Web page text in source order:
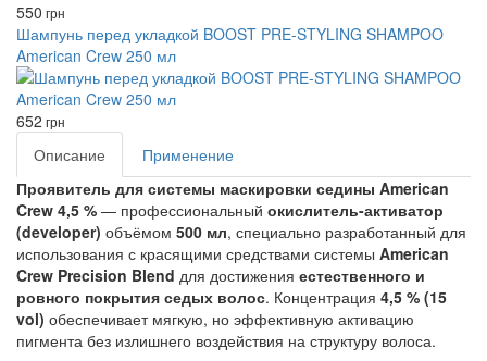
550 грн
Шампунь перед укладкой BOOST PRE-STYLING SHAMPOO
American Crew 250 мл
652 грн
Описание
Применение
Проявитель для системы маскировки седины American
Crew 4,5 % — профессиональный окислитель-активатор
(developer) объёмом 500 мл, специально разработанный для
использования с красящими средствами системы American
Crew Precision Blend для достижения естественного и
ровного покрытия седых волос. Концентрация 4,5 % (15
vol) обеспечивает мягкую, но эффективную активацию
пигмента без излишнего воздействия на структуру волоса.